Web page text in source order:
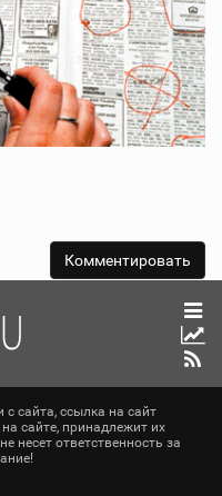
сайта, ссылка на сайт
сайте, принадлежит их
несет ответственность за